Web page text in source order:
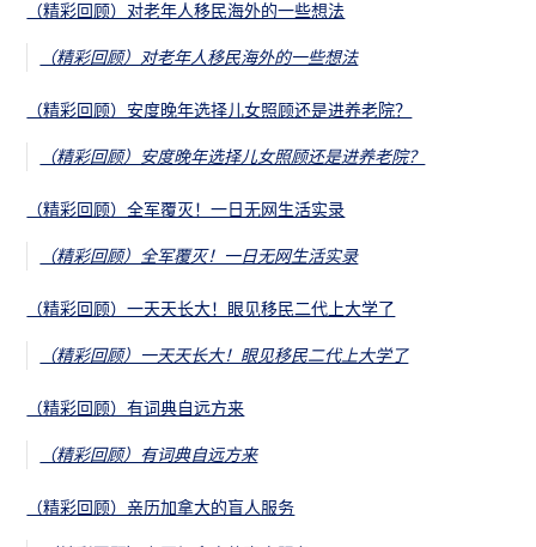
（精彩回顾）对老年人移民海外的一些想法
（精彩回顾）对老年人移民海外的一些想法
（精彩回顾）安度晚年选择儿女照顾还是进养老院？
（精彩回顾）安度晚年选择儿女照顾还是进养老院？
（精彩回顾）全军覆灭！一日无网生活实录
（精彩回顾）全军覆灭！一日无网生活实录
（精彩回顾）一天天长大！眼见移民二代上大学了
（精彩回顾）一天天长大！眼见移民二代上大学了
（精彩回顾）有词典自远方来
（精彩回顾）有词典自远方来
（精彩回顾）亲历加拿大的盲人服务